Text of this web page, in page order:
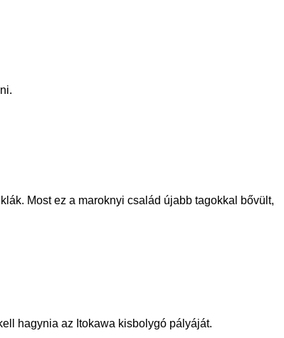
Most ez a maroknyi család újabb tagokkal bővült,
hagynia az Itokawa kisbolygó pályáját.